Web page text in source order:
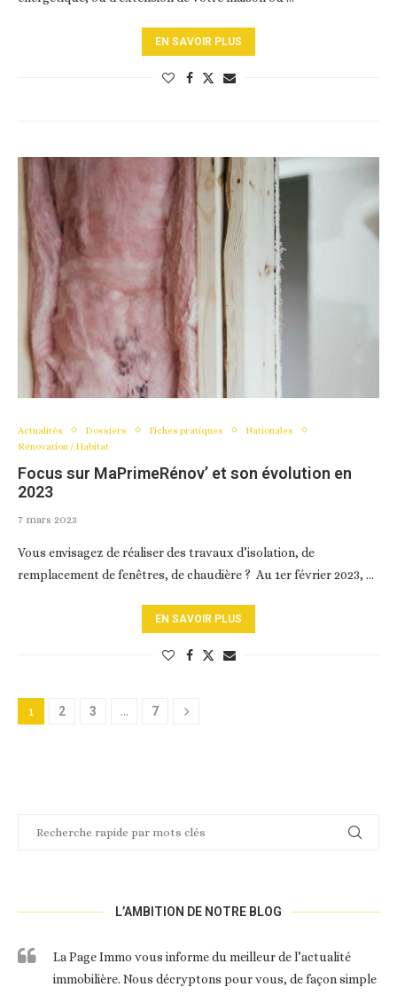
EN SAVOIR PLUS
Actualités Dossiers Fiches pratiques
Nationales
Rénovation / Habitat
Focus sur MaPrimeRénov’ et son évolution en
2023
7 mars 2023
Vous envisagez de réaliser des travaux d’isolation, de
remplacement de fenêtres, de chaudière ? Au 1er février 2023, …
EN SAVOIR PLUS
1 2 3 … 7
L’AMBITION DE NOTRE BLOG
La Page Immo vous informe du meilleur de l’actualité
immobilière. Nous décryptons pour vous, de façon simple